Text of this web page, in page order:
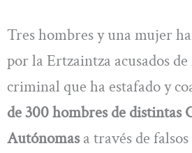
Tres hombres y una mujer
por la Ertzaintza acusados
criminal que ha estafado y
de 300 hombres de distintas
Autónomasa través de